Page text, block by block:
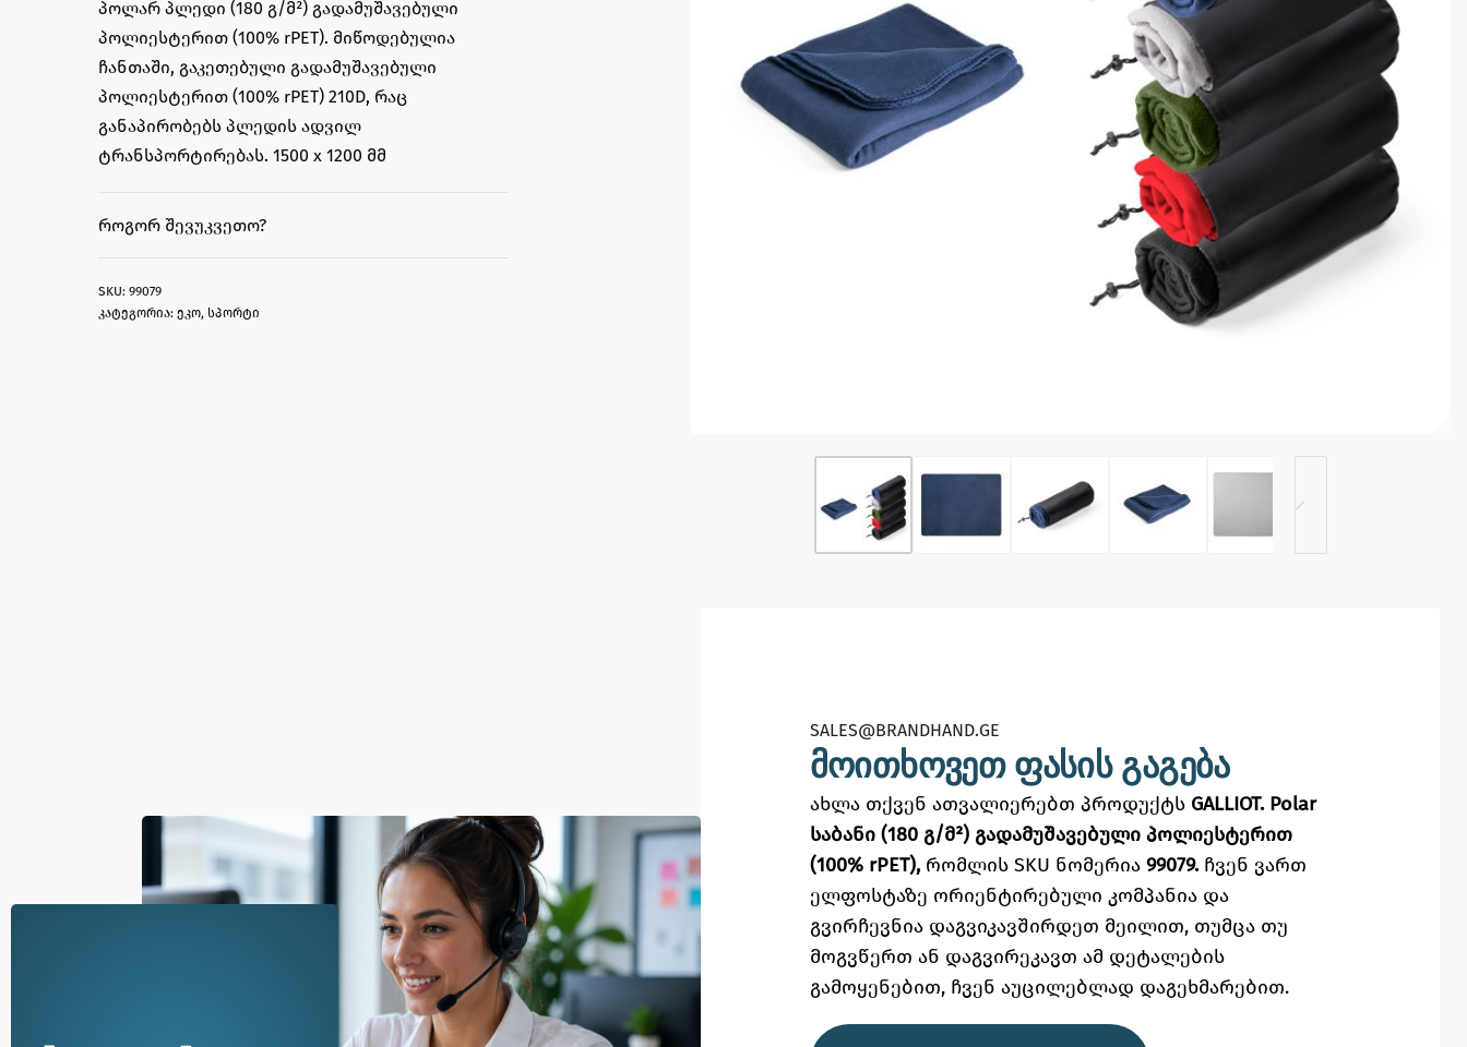
პოლარ პლედი (180 გ/მ²) გადამუშავებული
პოლიესტერით (100% rPET). მიწოდებულია
ჩანთაში, გაკეთებული გადამუშავებული
პოლიესტერით (100% rPET) 210D, რაც
განაპირობებს პლედის ადვილ
ტრანსპორტირებას. 1500 x 1200 მმ
ᲠᲝᲒᲝᲠ ᲨᲔᲕᲣᲙᲕᲔᲗᲝ?
99079
კატეგორია: ეკო, სპორტი
SALES@BRANDHAND.GE​
მოითხოვეთ ფასის გაგება
ახლა თქვენ ათვალიერებთ პროდუქტს GALLIOT. Polar
საბანი (180 გ/მ²) გადამუშავებული პოლიესტერით
(100% rPET), რომლის SKU ნომერია 99079. ჩვენ ვართ
ელფოსტაზე ორიენტირებული კომპანია და
გვირჩევნია დაგვიკავშირდეთ მეილით, თუმცა თუ
მოგვწერთ ან დაგვირეკავთ ამ დეტალების
გამოყენებით, ჩვენ აუცილებლად დაგეხმარებით.